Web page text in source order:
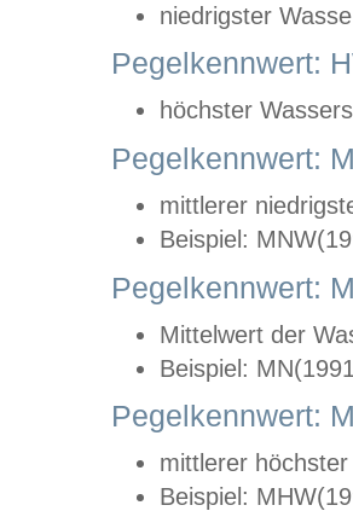
niedrigster
Pegelkennwert:
höchster
Pegelkennwert:
mittlerer
Beispiel:
Pegelkennwert:
Mittelwert der
Beispiel:
Pegelkennwert:
mittlerer
Beispiel: